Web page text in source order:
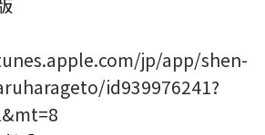
jp/app/shen-
id939976241?